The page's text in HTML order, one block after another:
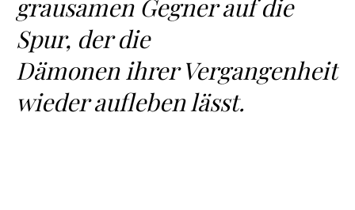
grausamen Gegner auf die
Spur, der die
Dämonen ihrer Vergangenheit
wieder aufleben lässt.